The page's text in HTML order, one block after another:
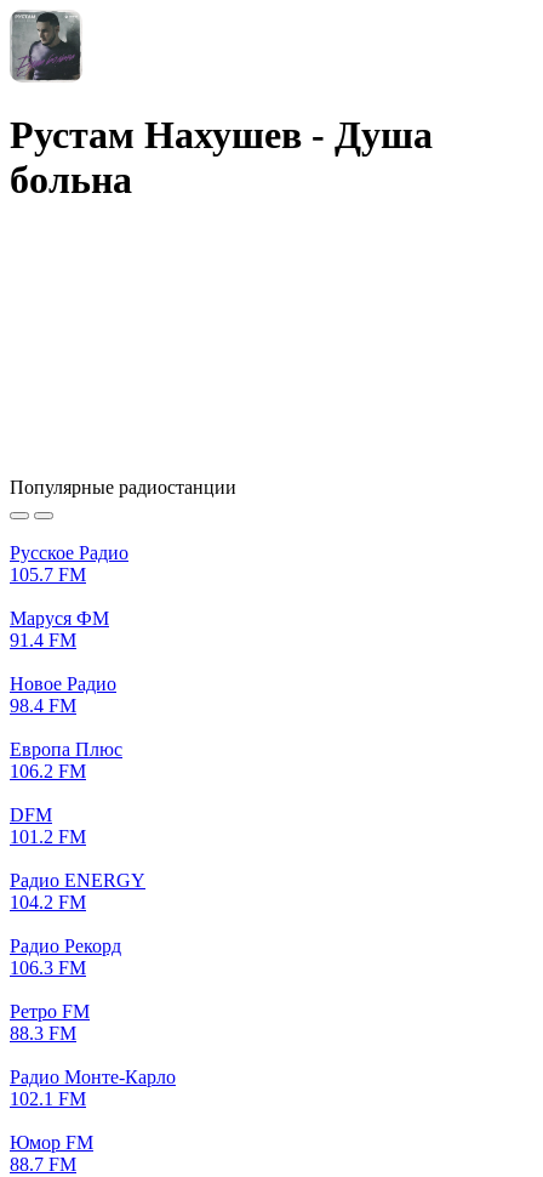
Рустам Нахушев - Душа
больна
Популярные радиостанции
Русское Радио
105.7 FM
Маруся ФМ
91.4 FM
Новое Радио
98.4 FM
Европа Плюс
106.2 FM
DFM
101.2 FM
Радио ENERGY
104.2 FM
Радио Рекорд
106.3 FM
Ретро FM
88.3 FM
Радио Монте-Карло
102.1 FM
Юмор FM
88.7 FM